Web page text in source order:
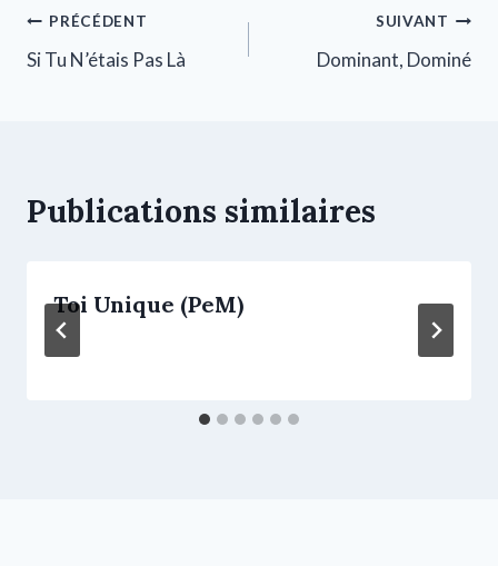
PRÉCÉDENT
Si Tu N’étais Pas Là
SUIVANT
Dominant, Dominé
Publications similaires
Toi Unique (PeM)